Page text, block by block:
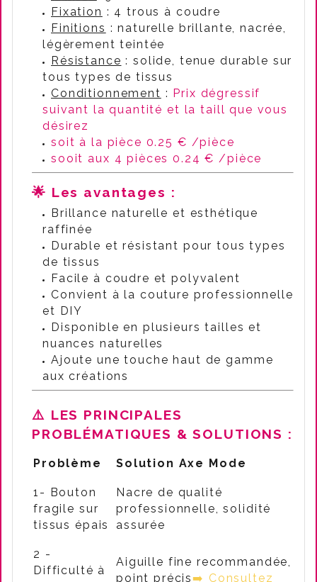
Fixation : 4 trous à coudre
Finitions : naturelle brillante, nacrée,
légèrement teintée
Résistance : solide, tenue durable sur
tous types de tissus
Conditionnement : Prix dégressif
suivant la quantité et la taill que vous
désirez
soit à la pièce 0.25 € /pièce
sooit aux 4 pièces 0.24 € /pièce
🌟 Les avantages :
Brillance naturelle et esthétique
raffinée
Durable et résistant pour tous types
de tissus
Facile à coudre et polyvalent
Convient à la couture professionnelle
et DIY
Disponible en plusieurs tailles et
nuances naturelles
Ajoute une touche haut de gamme
aux créations
⚠️ LES PRINCIPALES
PROBLÉMATIQUES & SOLUTIONS :
Problème Solution Axe Mode
1- Bouton
fragile sur
tissus épais
Nacre de qualité
professionnelle, solidité
assurée
2 -
Difficulté à
Aiguille fine recommandée,
point précis➡️ Consultez